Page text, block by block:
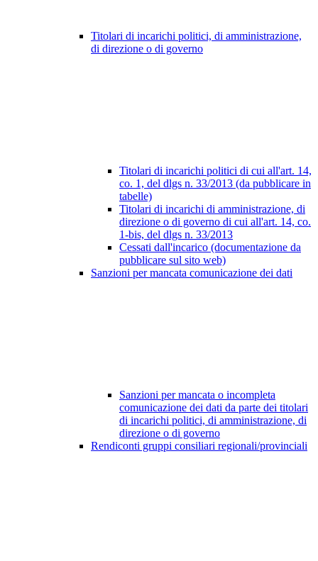
Titolari di incarichi politici, di amministrazione,
di direzione o di governo
Titolari di incarichi politici di cui all'art. 14,
co. 1, del dlgs n. 33/2013 (da pubblicare in
tabelle)
Titolari di incarichi di amministrazione, di
direzione o di governo di cui all'art. 14, co.
1-bis, del dlgs n. 33/2013
Cessati dall'incarico (documentazione da
pubblicare sul sito web)
Sanzioni per mancata comunicazione dei dati
Sanzioni per mancata o incompleta
comunicazione dei dati da parte dei titolari
di incarichi politici, di amministrazione, di
direzione o di governo
Rendiconti gruppi consiliari regionali/provinciali